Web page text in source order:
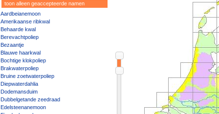
toon alleen geaccepteerde namen
Aardbeianemoon
Amerikaanse ribkwal
Behaarde kwal
Berevachtpoliep
Bezaantje
Blauwe haarkwal
Bochtige klokpoliep
Brakwaterpoliep
Bruine zoetwaterpoliep
Diepwaterdahlia
Dodemansduim
Dubbelgetande zeedraad
Edelsteenanemoon